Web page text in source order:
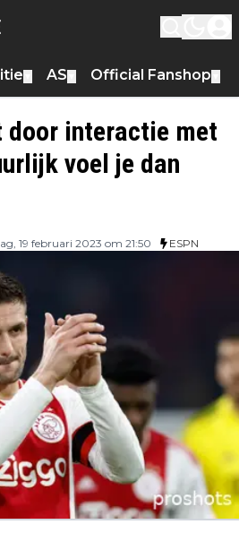
AS Official Fanshop
door interactie met
voel je dan
19 februari 2023 om 21:50 ESPN